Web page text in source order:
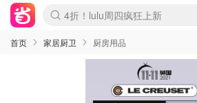
Boticinal 夏促开抢！
4折！lulu周四疯狂上新
还没结束！&OtherStories大促
Joybuy变相75折 随时失效
速领！Stanley独家85折
疑似霸哥！Camper额外叠85折
Zalando 奥莱闪促！每日更新
Moncler反季囤！5折起+叠9折
Coach Brooklyn仅€192
首页 家居厨卫 厨房用品